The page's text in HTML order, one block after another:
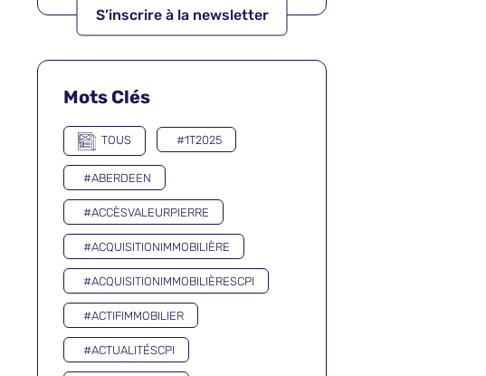
Mots Clés
TOUS #1T2025
#ABERDEEN
#ACCÈSVALEURPIERRE
#ACQUISITIONIMMOBILIÈRE
#ACQUISITIONIMMOBILIÈRESCPI
#ACTIFIMMOBILIER
#ACTUALITÉSCPI